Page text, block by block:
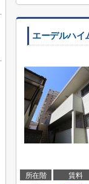
エーデルハイ
所在階 賃料